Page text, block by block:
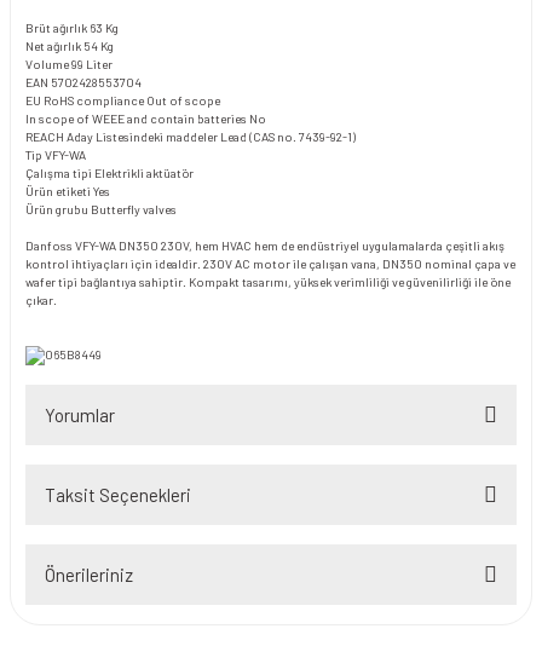
Brüt ağırlık 63 Kg
Net ağırlık 54 Kg
Volume99 Liter
EAN 5702428553704
EU RoHS compliance Out of scope
In scope of WEEE and contain batteries No
REACH Aday Listesindeki maddeler Lead (CAS no. 7439-92-1)
Tip VFY-WA
Çalışma tipi Elektrikli aktüatör
Ürün etiketi Yes
Ürün grubu Butterfly valves
Danfoss VFY-WA DN350 230V, hem HVAC hem de endüstriyel uygulamalarda çeşitli akış
kontrol ihtiyaçları için idealdir. 230V AC motor ile çalışan vana, DN350 nominal çapa ve
wafer tipi bağlantıya sahiptir. Kompakt tasarımı, yüksek verimliliği ve güvenilirliği ile öne
çıkar.
Yorumlar
Taksit Seçenekleri
Önerileriniz